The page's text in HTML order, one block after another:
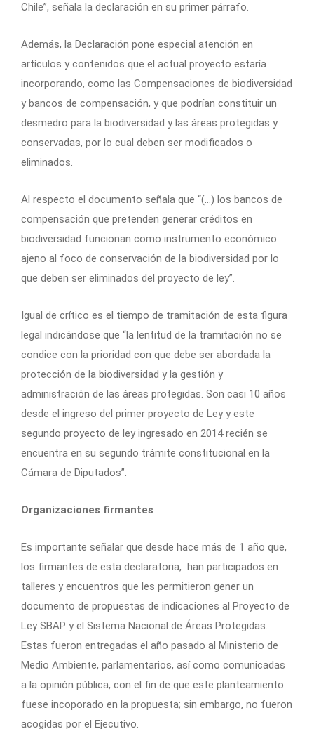
Chile”, señala la declaración en su primer párrafo.
Además, la Declaración pone especial atención en
artículos y contenidos que el actual proyecto estaría
incorporando, como las Compensaciones de biodiversidad
y bancos de compensación, y que podrían constituir un
desmedro para la biodiversidad y las áreas protegidas y
conservadas, por lo cual deben ser modificados o
eliminados.
Al respecto el documento señala que “(…) los bancos de
compensación que pretenden generar créditos en
biodiversidad funcionan como instrumento económico
ajeno al foco de conservación de la biodiversidad por lo
que deben ser eliminados del proyecto de ley”.
Igual de crítico es el tiempo de tramitación de esta figura
legal indicándose que “la lentitud de la tramitación no se
condice con la prioridad con que debe ser abordada la
protección de la biodiversidad y la gestión y
administración de las áreas protegidas. Son casi 10 años
desde el ingreso del primer proyecto de Ley y este
segundo proyecto de ley ingresado en 2014 recién se
encuentra en su segundo trámite constitucional en la
Cámara de Diputados”.
Organizaciones firmantes
Es importante señalar que desde hace más de 1 año que,
los firmantes de esta declaratoria, han participados en
talleres y encuentros que les permitieron gener un
documento de propuestas de indicaciones al Proyecto de
Ley SBAP y el Sistema Nacional de Áreas Protegidas.
Estas fueron entregadas el año pasado al Ministerio de
Medio Ambiente, parlamentarios, así como comunicadas
a la opinión pública, con el fin de que este planteamiento
fuese incoporado en la propuesta; sin embargo, no fueron
acogidas por el Ejecutivo.